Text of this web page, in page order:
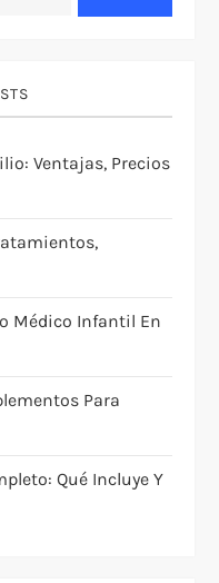
Ventajas, Precios
Médico Infantil En
Para
Qué Incluye Y